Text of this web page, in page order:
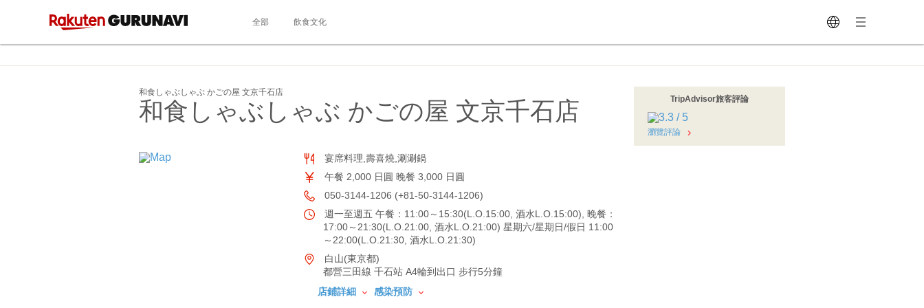
全部 飲食文化
和食しゃぶしゃぶ かごの屋 文京千石店
和食しゃぶしゃぶ かごの屋 文京千石店
宴席料理,壽喜燒,涮涮鍋
午餐 2,000 日圓 晚餐 3,000 日圓
050-3144-1206 (+81-50-3144-1206)
週一至週五 午餐：11:00～15:30(L.O.15:00, 酒水L.O.15:00), 晚餐：
17:00～21:30(L.O.21:00, 酒水L.O.21:00) 星期六/星期日/假日 11:00
～22:00(L.O.21:30, 酒水L.O.21:30)
白山(東京都)
都營三田線 千石站 A4輪到出口 步行5分鐘
店鋪詳細
感染預防
TripAdvisor旅客評論
瀏覽評論